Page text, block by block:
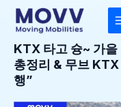
KTX 타고 슝~ 가
총정리 & 무브
행”